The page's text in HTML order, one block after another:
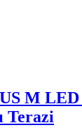
M
Terazi